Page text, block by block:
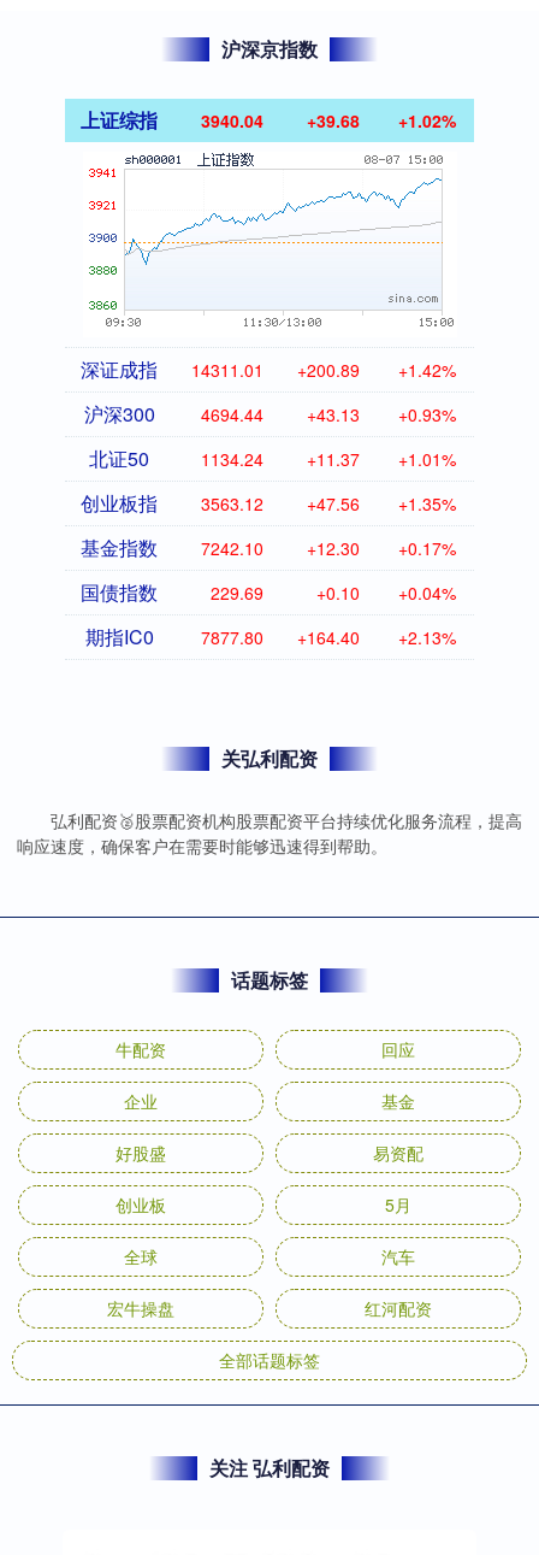
沪深京指数
上证综指 3940.04 +39.68 +1.02%
深证成指 14311.01 +200.89 +1.42%
沪深300 4694.44 +43.13 +0.93%
北证50 1134.24 +11.37 +1.01%
创业板指 3563.12 +47.56 +1.35%
基金指数 7242.10 +12.30 +0.17%
国债指数 229.69 +0.10 +0.04%
期指IC0 7877.80 +164.40 +2.13%
关弘利配资
弘利配资🥈股票配资机构股票配资平台持续优化服务流程，提高
响应速度，确保客户在需要时能够迅速得到帮助。
话题标签
牛配资 回应
企业 基金
好股盛 易资配
创业板 5月
全球 汽车
宏牛操盘 红河配资
全部话题标签
关注 弘利配资